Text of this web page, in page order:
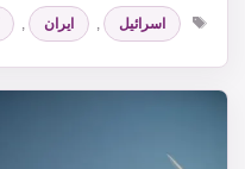
الوسوم
اسرائيل ايران